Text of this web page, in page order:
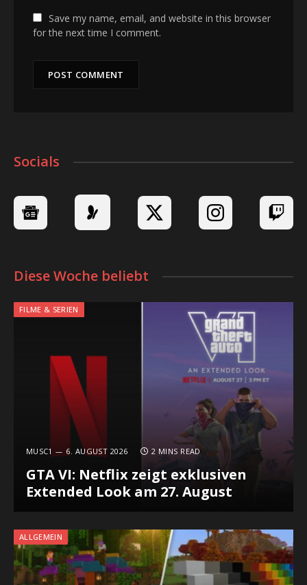
Save my name, email, and website in this browser
for the next time I comment.
Socials
Diese Woche beliebt
FILME & SERIEN
MUSC1 6. AUGUST 2026 2 MINS READ
GTA VI: Netflix zeigt exklusiven
Extended Look am 27. August
ALLGEMEIN